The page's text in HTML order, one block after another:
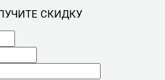
СКИДКУ